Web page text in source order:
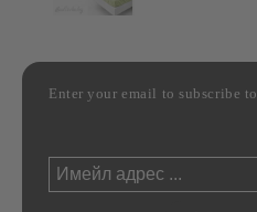
Enter your email to